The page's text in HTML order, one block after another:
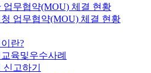
업무협약(MOU) 체결 현황
업무협약(MOU) 체결 현황
란?
육및우수사례
고하기